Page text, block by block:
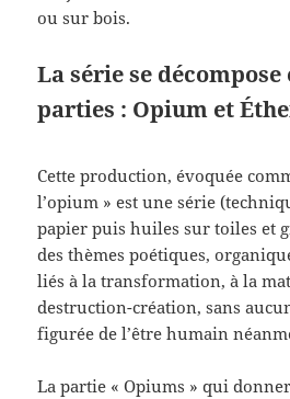
ou sur bois.
La série se décompose
parties : Opium et
Cette production, évoquée
l’opium » est une série
papier puis huiles sur toiles et
des thèmes poétiques,
liés à la transformation, à la
destruction-création, sans
figurée de l’être humain
La partie « Opiums » qui